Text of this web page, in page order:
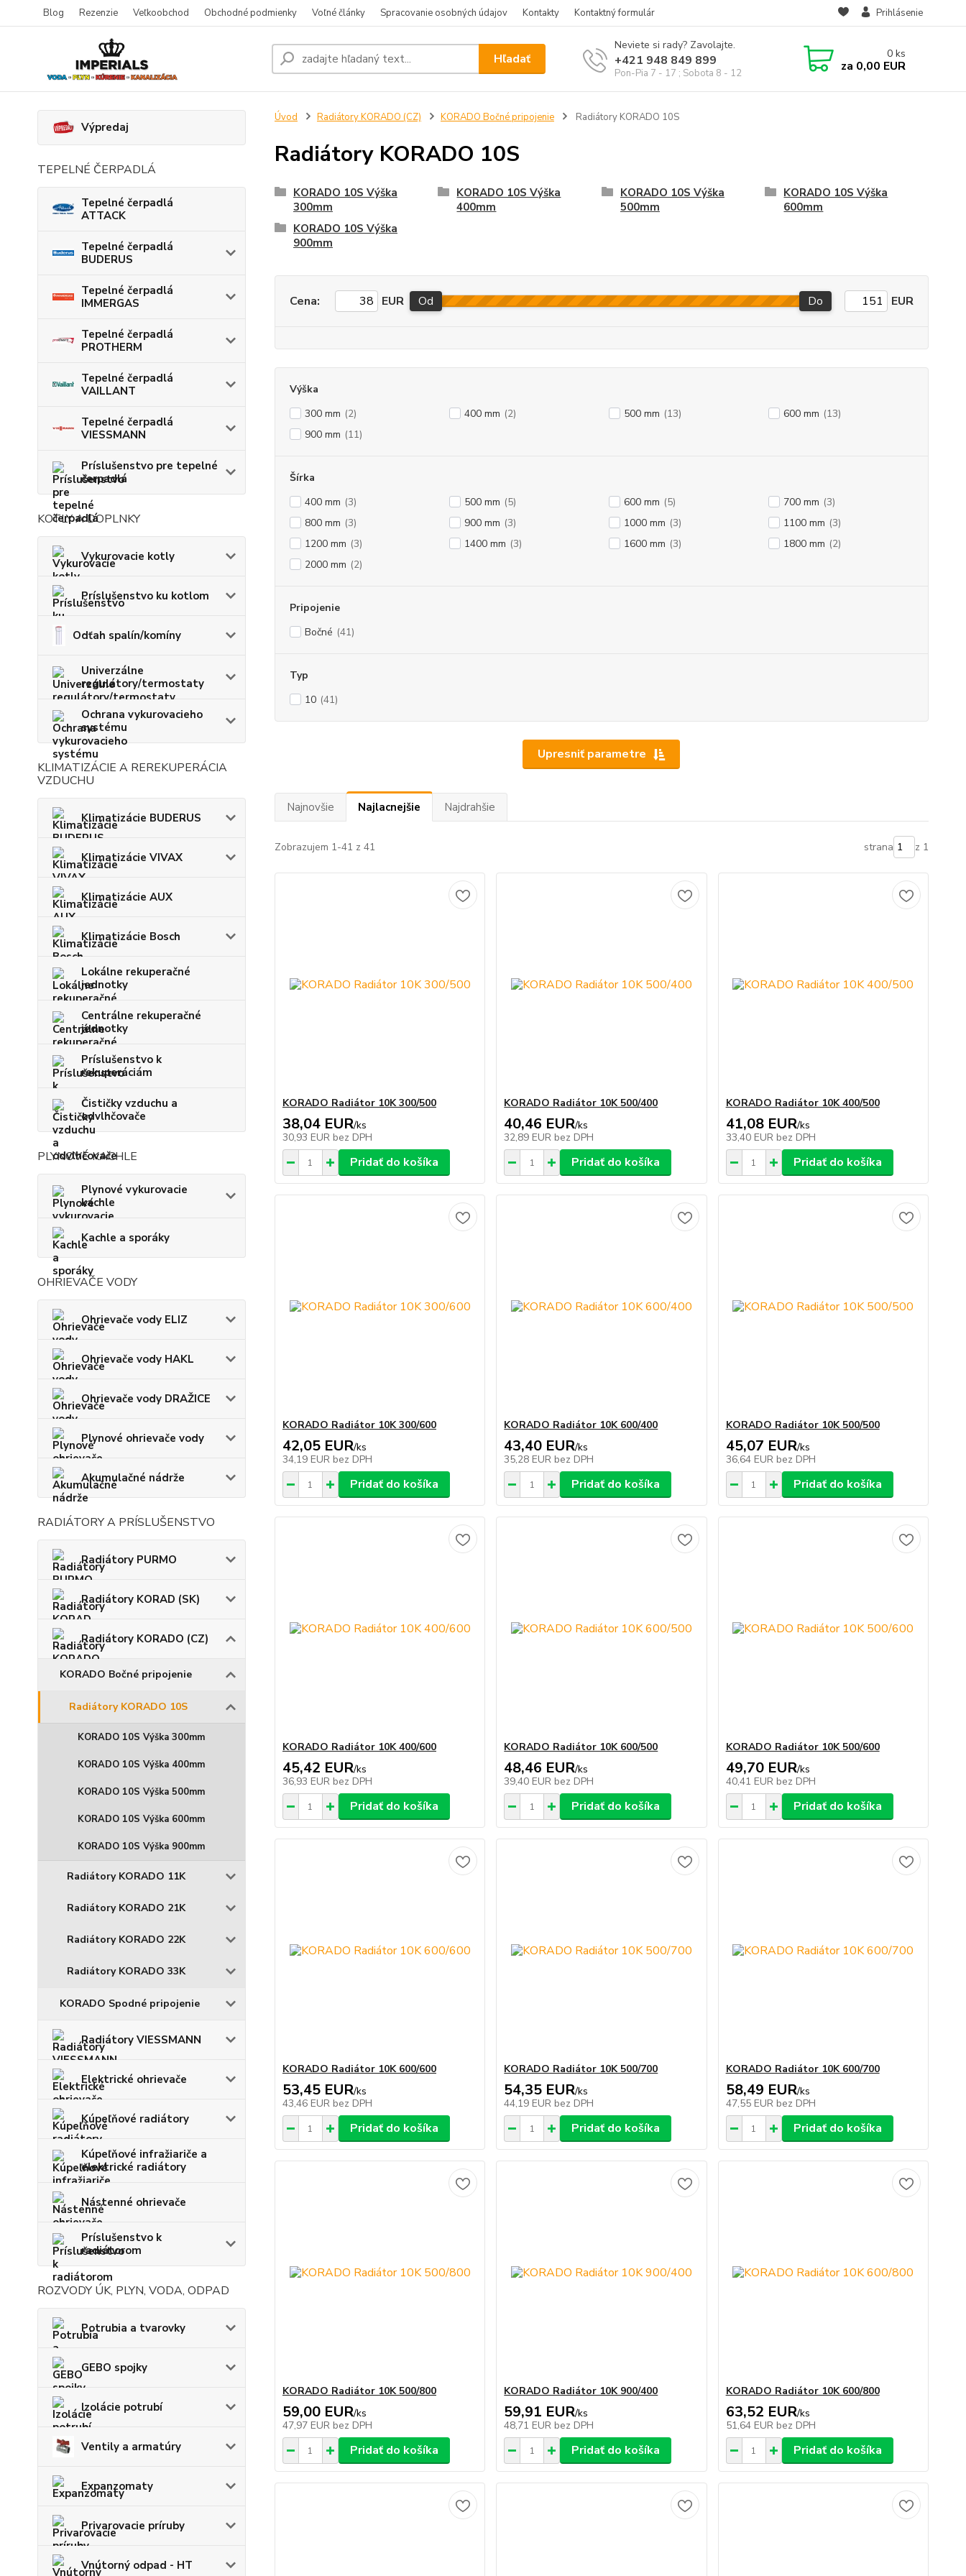
Blog Rezenzie Veľkoobchod Obchodné podmienky Voľné články Spracovanie osobných údajov Kontakty Kontaktný formulár Prihlásenie
Hľadať
Neviete si rady? Zavolajte.
+421 948 849 899
Pon-Pia 7 - 17 ; Sobota 8 - 12
0 ks
za 0,00 EUR
Výpredaj
TEPELNÉ ČERPADLÁ
Tepelné čerpadlá
ATTACK
Tepelné čerpadlá
BUDERUS
Tepelné čerpadlá
IMMERGAS
Tepelné čerpadlá
PROTHERM
Tepelné čerpadlá
VAILLANT
Tepelné čerpadlá
VIESSMANN
Príslušenstvo pre tepelné
čerpadlá
KOTLY A DOPLNKY
Vykurovacie kotly
Príslušenstvo ku kotlom
Odťah spalín/komíny
Univerzálne
regulátory/termostaty
Ochrana vykurovacieho
systému
KLIMATIZÁCIE A REREKUPERÁCIA
VZDUCHU
Klimatizácie BUDERUS
Klimatizácie VIVAX
Klimatizácie AUX
Klimatizácie Bosch
Lokálne rekuperačné
jednotky
Centrálne rekuperačné
jednotky
Príslušenstvo k
rekuperáciám
Čističky vzduchu a
odvlhčovače
PLYNOVÉ KACHLE
Plynové vykurovacie
kachle
Kachle a sporáky
OHRIEVAČE VODY
Ohrievače vody ELIZ
Ohrievače vody HAKL
Ohrievače vody DRAŽICE
Plynové ohrievače vody
Akumulačné nádrže
RADIÁTORY A PRÍSLUŠENSTVO
Radiátory PURMO
Radiátory KORAD (SK)
Radiátory KORADO (CZ)
KORADO Bočné pripojenie
Radiátory KORADO 10S
KORADO 10S Výška 300mm
KORADO 10S Výška 400mm
KORADO 10S Výška 500mm
KORADO 10S Výška 600mm
KORADO 10S Výška 900mm
Radiátory KORADO 11K
Radiátory KORADO 21K
Radiátory KORADO 22K
Radiátory KORADO 33K
KORADO Spodné pripojenie
Radiátory VIESSMANN
Elektrické ohrievače
Kúpeľňové radiátory
Kúpeľňové infražiariče a
elektrické radiátory
Nástenné ohrievače
Príslušenstvo k
radiátorom
ROZVODY ÚK, PLYN, VODA, ODPAD
Potrubia a tvarovky
GEBO spojky
Izolácie potrubí
Ventily a armatúry
Expanzomaty
Privarovacie príruby
Vnútorný odpad - HT
Úvod Radiátory KORADO (CZ) KORADO Bočné pripojenie Radiátory KORADO 10S
Radiátory KORADO 10S
KORADO 10S Výška
300mm
KORADO 10S Výška
400mm
KORADO 10S Výška
500mm
KORADO 10S Výška
600mm
KORADO 10S Výška
900mm
Upresniť parametre
Cena: EUR Od Do EUR
Výška
300 mm (2) 400 mm (2) 500 mm (13) 600 mm (13)
900 mm (11)
Šírka
400 mm (3) 500 mm (5) 600 mm (5) 700 mm (3)
800 mm (3) 900 mm (3) 1000 mm (3) 1100 mm (3)
1200 mm (3) 1400 mm (3) 1600 mm (3) 1800 mm (2)
2000 mm (2)
Pripojenie
Bočné (41)
Typ
10 (41)
Najnovšie Najlacnejšie Najdrahšie
Zobrazujem 1-41 z 41 strana z 1
KORADO Radiátor 10K 300/500
38,04 EUR/ks
30,93 EUR bez DPH
Pridať do košíka
KORADO Radiátor 10K 500/400
40,46 EUR/ks
32,89 EUR bez DPH
Pridať do košíka
KORADO Radiátor 10K 400/500
41,08 EUR/ks
33,40 EUR bez DPH
Pridať do košíka
KORADO Radiátor 10K 300/600
42,05 EUR/ks
34,19 EUR bez DPH
Pridať do košíka
KORADO Radiátor 10K 600/400
43,40 EUR/ks
35,28 EUR bez DPH
Pridať do košíka
KORADO Radiátor 10K 500/500
45,07 EUR/ks
36,64 EUR bez DPH
Pridať do košíka
KORADO Radiátor 10K 400/600
45,42 EUR/ks
36,93 EUR bez DPH
Pridať do košíka
KORADO Radiátor 10K 600/500
48,46 EUR/ks
39,40 EUR bez DPH
Pridať do košíka
KORADO Radiátor 10K 500/600
49,70 EUR/ks
40,41 EUR bez DPH
Pridať do košíka
KORADO Radiátor 10K 600/600
53,45 EUR/ks
43,46 EUR bez DPH
Pridať do košíka
KORADO Radiátor 10K 500/700
54,35 EUR/ks
44,19 EUR bez DPH
Pridať do košíka
KORADO Radiátor 10K 600/700
58,49 EUR/ks
47,55 EUR bez DPH
Pridať do košíka
KORADO Radiátor 10K 500/800
59,00 EUR/ks
47,97 EUR bez DPH
Pridať do košíka
KORADO Radiátor 10K 900/400
59,91 EUR/ks
48,71 EUR bez DPH
Pridať do košíka
KORADO Radiátor 10K 600/800
63,52 EUR/ks
51,64 EUR bez DPH
Pridať do košíka